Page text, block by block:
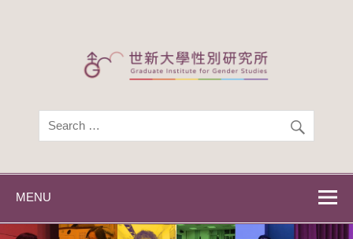
世新大學性別研
世新大學性別研究所
MENU